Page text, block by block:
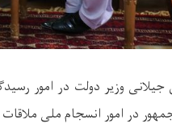
جیلانی وزیر دولت در امور
در امور انسجام ملی ملاقات